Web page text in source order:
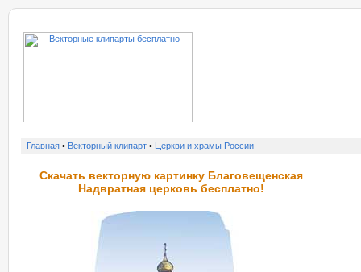
Главная • Векторный клипарт • Церкви и храмы России
Скачать векторную картинку Благовещенская
Надвратная церковь бесплатно!